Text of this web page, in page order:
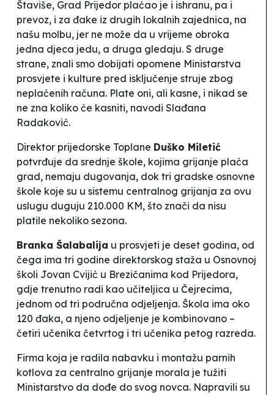
Štaviše, Grad Prijedor plaćao je i ishranu, pa i
prevoz, i za đake iz drugih lokalnih zajednica, na
našu molbu, jer ne može da u vrijeme obroka
jedna djeca jedu, a druga gledaju. S druge
strane, znali smo dobijati opomene Ministarstva
prosvjete i kulture pred isključenje struje zbog
neplaćenih računa. Plate oni, ali kasne, i nikad se
ne zna koliko će kasniti, navodi Slađana
Radaković.
Direktor prijedorske Toplane Duško Miletić
potvrđuje da srednje škole, kojima grijanje plaća
grad, nemaju dugovanja, dok tri gradske osnovne
škole koje su u sistemu centralnog grijanja za ovu
uslugu duguju 210.000 KM, što znači da nisu
platile nekoliko sezona.
Branka Šalabalija u prosvjeti je deset godina, od
čega ima tri godine direktorskog staža u Osnovnoj
školi Jovan Cvijić u Brezičanima kod Prijedora,
gdje trenutno radi kao učiteljica u Čejrecima,
jednom od tri područna odjeljenja. Škola ima oko
120 đaka, a njeno odjeljenje je kombinovano –
četiri učenika četvrtog i tri učenika petog razreda.
Firma koja je radila nabavku i montažu parnih
kotlova za centralno grijanje morala je tužiti
Ministarstvo da dođe do svog novca. Napravili su